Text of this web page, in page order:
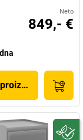
Neto
849,- €